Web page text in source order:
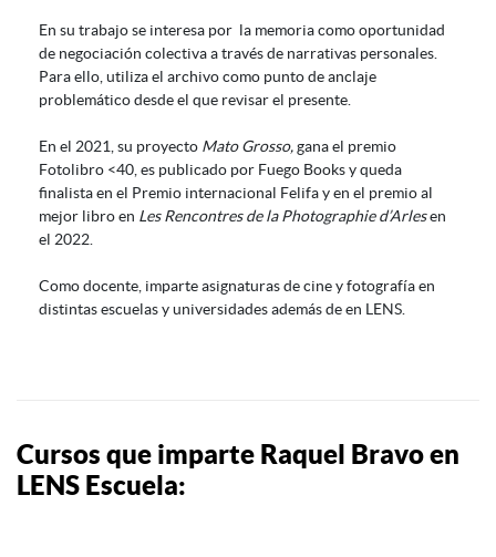
En su trabajo se interesa por la memoria como oportunidad
de negociación colectiva a través de narrativas personales.
Para ello, utiliza el archivo como punto de anclaje
problemático desde el que revisar el presente.
En el 2021, su proyecto Mato Grosso,gana el premio
Fotolibro <40, es publicado por Fuego Books y queda
finalista en el Premio internacional Felifa y en el premio al
mejor libro en Les Rencontres de la Photographie d’Arlesen
el 2022.
Como docente, imparte asignaturas de cine y fotografía en
distintas escuelas y universidades además de en LENS.
Cursos que imparte Raquel Bravo en
LENS Escuela: